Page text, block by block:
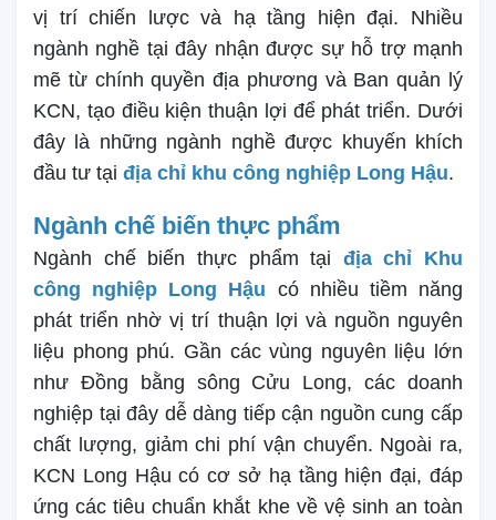
vị trí chiến lược và hạ tầng hiện đại. Nhiều
ngành nghề tại đây nhận được sự hỗ trợ mạnh
mẽ từ chính quyền địa phương và Ban quản lý
KCN, tạo điều kiện thuận lợi để phát triển. Dưới
đây là những ngành nghề được khuyến khích
đầu tư tại địa chỉ khu công nghiệp Long Hậu.
Ngành chế biến thực phẩm
Ngành chế biến thực phẩm tại địa chỉ Khu
công nghiệp Long Hậu có nhiều tiềm năng
phát triển nhờ vị trí thuận lợi và nguồn nguyên
liệu phong phú. Gần các vùng nguyên liệu lớn
như Đồng bằng sông Cửu Long, các doanh
nghiệp tại đây dễ dàng tiếp cận nguồn cung cấp
chất lượng, giảm chi phí vận chuyển. Ngoài ra,
KCN Long Hậu có cơ sở hạ tầng hiện đại, đáp
ứng các tiêu chuẩn khắt khe về vệ sinh an toàn